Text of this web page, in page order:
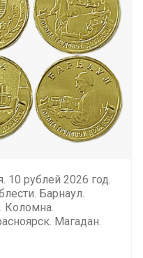
10 рублей 2026 год.
Барнаул.
Коломна.
Магадан.